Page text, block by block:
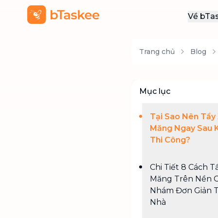
Về
Trang chủ Blog
Mục lục
Tại Sao Nên Tẩy
Măng Ngay Sau
Thi Công?
Chi Tiết 8 Cách
Măng Trên Nền
Nhám Đơn Giản
Nhà